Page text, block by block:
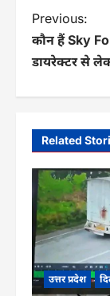
P
o
n
a
v
g
a
Previous:
कौन हैं Sky
डायरेक्टर से
Related
उत्तर प्रदेश